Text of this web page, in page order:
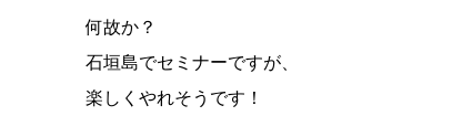
何故か？
石垣島でセミナーですが、
楽しくやれそうです！